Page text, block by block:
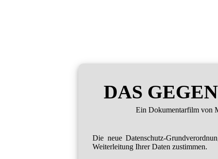
DAS
Ein Dokumentarfilm von
Die neue Datenschutz-
Weiterleitung Ihrer Daten zustimmen.